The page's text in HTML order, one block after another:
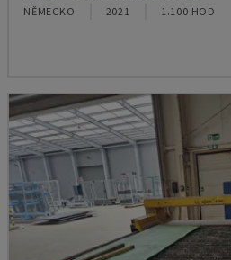
NĚMECKO 2021 1.100 HOD